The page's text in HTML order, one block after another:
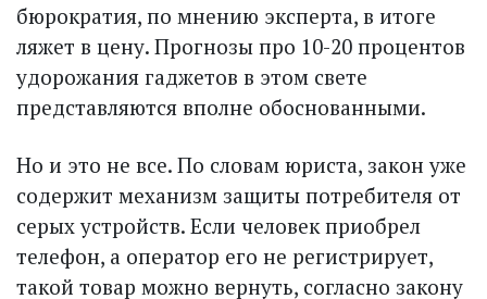
бюрократия, по мнению эксперта, в итоге
ляжет в цену. Прогнозы про 10-20 процентов
удорожания гаджетов в этом свете
представляются вполне обоснованными.
Но и это не все. По словам юриста, закон уже
содержит механизм защиты потребителя от
серых устройств. Если человек приобрел
телефон, а оператор его не регистрирует,
такой товар можно вернуть, согласно закону